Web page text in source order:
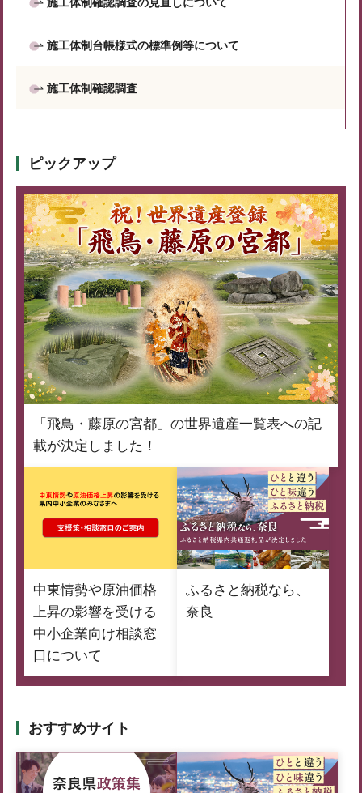
施工体制確認調査の見直しについて
施工体制台帳様式の標準例等について
施工体制確認調査
ピックアップ
「飛鳥・藤原の宮都」の世界遺産一覧表への記
載が決定しました！
中東情勢や原油価格
上昇の影響を受ける
中小企業向け相談窓
口について
ふるさと納税なら、
奈良
おすすめサイト